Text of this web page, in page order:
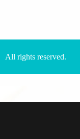
All rights reserved.